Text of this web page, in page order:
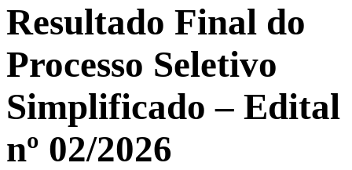
Resultado Final do
Processo Seletivo
Simplificado – Edital
nº 02/2026